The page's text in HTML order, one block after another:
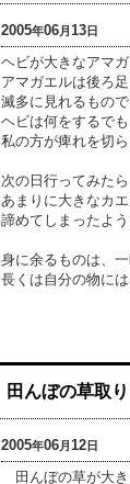
2005年06月13日
ヘビが大きなアマ
アマガエルは後ろ
滅多に見れるもの
ヘビは何をするで
私の方が痺れを切
次の日行ってみた
あまりに大きなカ
諦めてしまったよう
身に余るものは、
長くは自分の物に
田んぼの草取
2005年06月12日
田んぼの草が大き